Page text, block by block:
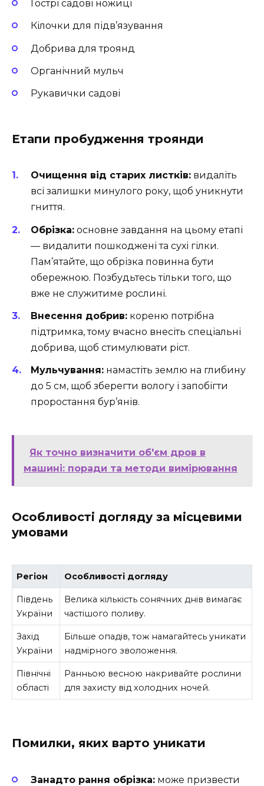
Гострі садові ножиці
Кілочки для підв’язування
Добрива для троянд
Органічний мульч
Рукавички садові
Етапи пробудження троянди
Очищення від старих листків: видаліть
всі залишки минулого року, щоб уникнути
гниття.
Обрізка: основне завдання на цьому етапі
— видалити пошкоджені та сухі гілки.
Пам’ятайте, що обрізка повинна бути
обережною. Позбудьтесь тільки того, що
вже не служитиме рослині.
Внесення добрив: кореню потрібна
підтримка, тому вчасно внесіть спеціальні
добрива, щоб стимулювати ріст.
Мульчування: намастіть землю на глибину
до 5 см, щоб зберегти вологу і запобігти
проростання бур’янів.
Як точно визначити об'єм дров в
машині: поради та методи вимірювання
Особливості догляду за місцевими
умовами
Регіон Особливості догляду
Південь
України
Велика кількість сонячних днів вимагає
частішого поливу.
Захід
України
Більше опадів, тож намагайтесь уникати
надмірного зволоження.
Північні
області
Ранньою весною накривайте рослини
для захисту від холодних ночей.
Помилки, яких варто уникати
Занадто рання обрізка: може призвести